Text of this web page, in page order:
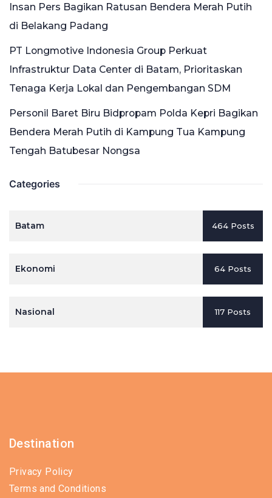
Insan Pers Bagikan Ratusan Bendera Merah Putih
di Belakang Padang
PT Longmotive Indonesia Group Perkuat
Infrastruktur Data Center di Batam, Prioritaskan
Tenaga Kerja Lokal dan Pengembangan SDM
Personil Baret Biru Bidpropam Polda Kepri Bagikan
Bendera Merah Putih di Kampung Tua Kampung
Tengah Batubesar Nongsa
Categories
Batam 464 Posts
Ekonomi 64 Posts
Nasional 117 Posts
Destination
Privacy Policy
Terms and Conditions